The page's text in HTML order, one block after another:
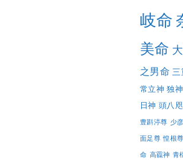
岐命
美命
之男命
常立神 独神
日神 頭八
豊斟渟尊 少
面足尊 惶根尊
命 高龗神 青